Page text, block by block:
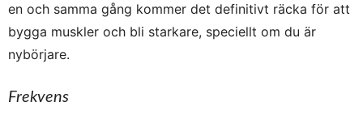
en och samma gång kommer det definitivt räcka för att
bygga muskler och bli starkare, speciellt om du är
nybörjare.
Frekvens